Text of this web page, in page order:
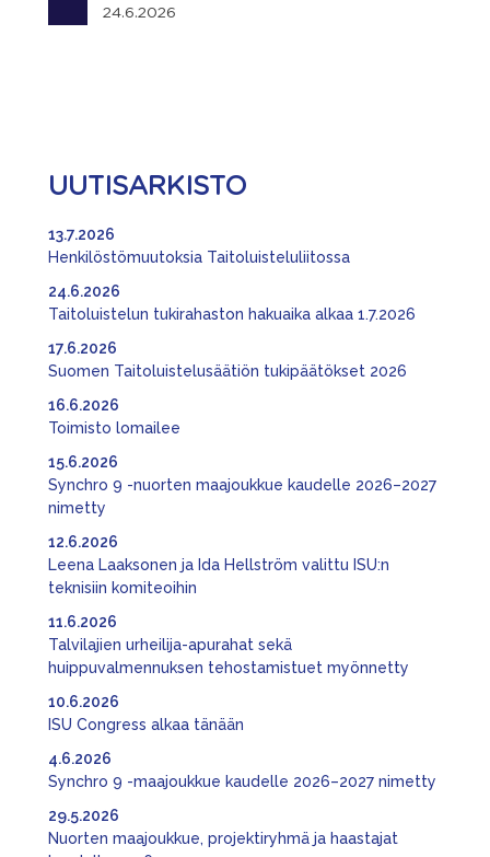
24.6.2026
UUTISARKISTO
Henkilöstömuutoksia Taitoluisteluliitossa
13.7.2026
Taitoluistelun tukirahaston hakuaika alkaa 1.7.2026
24.6.2026
Suomen Taitoluistelusäätiön tukipäätökset 2026
17.6.2026
Toimisto lomailee
16.6.2026
Synchro 9 -nuorten maajoukkue kaudelle 2026–2027
nimetty
15.6.2026
Leena Laaksonen ja Ida Hellström valittu ISU:n
teknisiin komiteoihin
12.6.2026
Talvilajien urheilija-apurahat sekä
huippuvalmennuksen tehostamistuet myönnetty
11.6.2026
ISU Congress alkaa tänään
10.6.2026
Synchro 9 -maajoukkue kaudelle 2026–2027 nimetty
4.6.2026
Nuorten maajoukkue, projektiryhmä ja haastajat
29.5.2026